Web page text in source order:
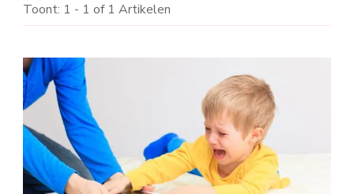
Toont: 1 - 1 of 1 Artikelen